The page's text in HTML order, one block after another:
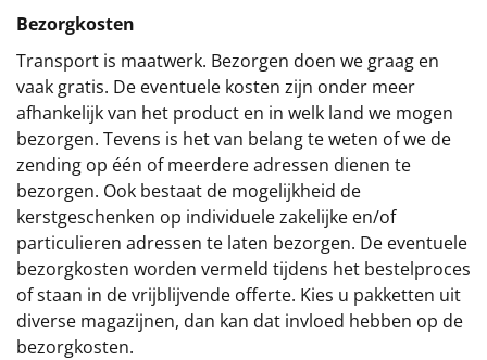
Bezorgkosten
Transport is maatwerk. Bezorgen doen we graag en
vaak gratis. De eventuele kosten zijn onder meer
afhankelijk van het product en in welk land we mogen
bezorgen. Tevens is het van belang te weten of we de
zending op één of meerdere adressen dienen te
bezorgen. Ook bestaat de mogelijkheid de
kerstgeschenken op individuele zakelijke en/of
particulieren adressen te laten bezorgen. De eventuele
bezorgkosten worden vermeld tijdens het bestelproces
of staan in de vrijblijvende offerte. Kies u pakketten uit
diverse magazijnen, dan kan dat invloed hebben op de
bezorgkosten.